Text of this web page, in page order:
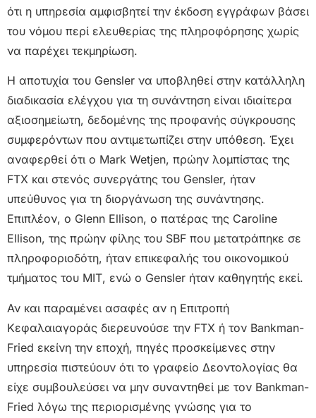
ότι η υπηρεσία αμφισβητεί την έκδοση εγγράφων βάσει
του νόμου περί ελευθερίας της πληροφόρησης χωρίς
να παρέχει τεκμηρίωση.
Η αποτυχία του Gensler να υποβληθεί στην κατάλληλη
διαδικασία ελέγχου για τη συνάντηση είναι ιδιαίτερα
αξιοσημείωτη, δεδομένης της προφανής σύγκρουσης
συμφερόντων που αντιμετωπίζει στην υπόθεση. Έχει
αναφερθεί ότι ο Mark Wetjen, πρώην λομπίστας της
FTX και στενός συνεργάτης του Gensler, ήταν
υπεύθυνος για τη διοργάνωση της συνάντησης.
Επιπλέον, ο Glenn Ellison, ο πατέρας της Caroline
Ellison, της πρώην φίλης του SBF που μετατράπηκε σε
πληροφοριοδότη, ήταν επικεφαλής του οικονομικού
τμήματος του ΜΙΤ, ενώ ο Gensler ήταν καθηγητής εκεί.
Αν και παραμένει ασαφές αν η Επιτροπή
Κεφαλαιαγοράς διερευνούσε την FTX ή τον Bankman-
Fried εκείνη την εποχή, πηγές προσκείμενες στην
υπηρεσία πιστεύουν ότι το γραφείο Δεοντολογίας θα
είχε συμβουλεύσει να μην συναντηθεί με τον Bankman-
Fried λόγω της περιορισμένης γνώσης για το